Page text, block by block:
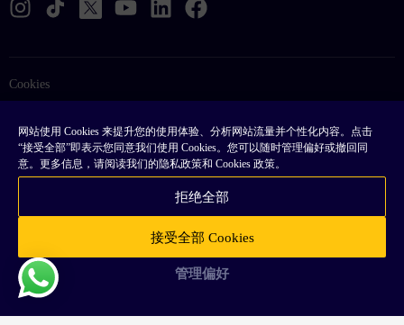
网站使用 Cookies 来提升您的使用体验、分析网站流量并个性化内容。点击
“接受全部”即表示您同意我们使用 Cookies。您可以随时管理偏好或撤回同
意。更多信息，请阅读我们的隐私政策和 Cookies 政策。
接受全部 Cookies
拒绝全部
管理偏好
版权 © 2026 Taurex。保留所有权利。
Cookies
条款和条件
网站地图